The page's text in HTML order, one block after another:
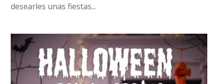
desearles unas fiestas...